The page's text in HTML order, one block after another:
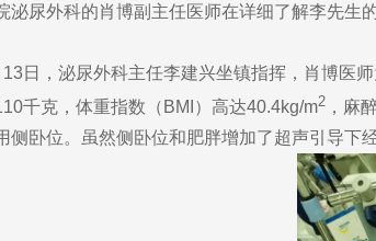
外科的肖博副主任医师在详细了解李先生的
，泌尿外科主任李建兴坐镇指挥，肖博医师
千克，体重指数（BMI）高达40.4kg/m2 ，麻
侧卧位。虽然侧卧位和肥胖增加了超声引导下